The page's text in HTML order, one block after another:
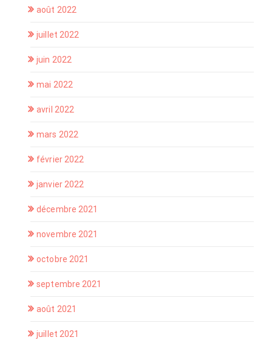
août 2022
juillet 2022
juin 2022
mai 2022
avril 2022
mars 2022
février 2022
janvier 2022
décembre 2021
novembre 2021
octobre 2021
septembre 2021
août 2021
juillet 2021